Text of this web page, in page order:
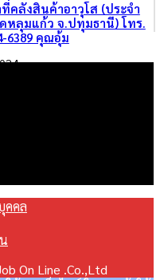
คลังสินค้าอาวุโส (ประจำ
หลุมแก้ว จ.ปทุมธานี) โทร.
6389 คุณอุ้ม
คคล
On Line .Co.,Ltd